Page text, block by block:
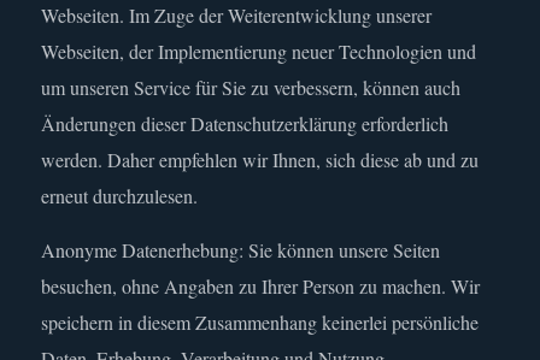
Webseiten. Im Zuge der Weiterentwicklung unserer
Webseiten, der Implementierung neuer Technologien und
um unseren Service für Sie zu verbessern, können auch
Änderungen dieser Datenschutzerklärung erforderlich
werden. Daher empfehlen wir Ihnen, sich diese ab und zu
erneut durchzulesen.
Anonyme Datenerhebung: Sie können unsere Seiten
besuchen, ohne Angaben zu Ihrer Person zu machen. Wir
speichern in diesem Zusammenhang keinerlei persönliche